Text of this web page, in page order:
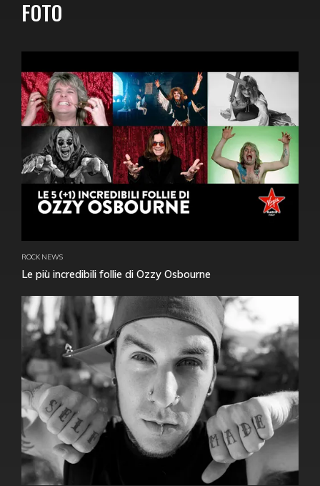
FOTO
ROCK NEWS
Le più incredibili follie di Ozzy Osbourne